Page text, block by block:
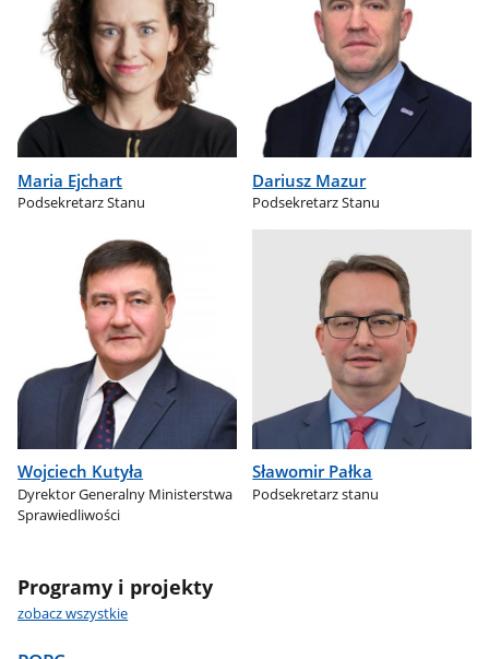
Maria Ejchart
Podsekretarz Stanu
Dariusz Mazur
Podsekretarz Stanu
Wojciech Kutyła
Dyrektor Generalny Ministerstwa
Sprawiedliwości
Sławomir Pałka
Podsekretarz stanu
Programy i projekty
zobacz wszystkie